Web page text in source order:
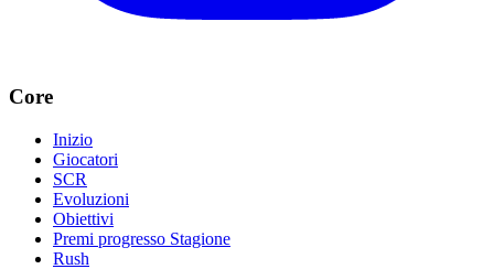
Core
Inizio
Giocatori
SCR
Evoluzioni
Obiettivi
Premi progresso Stagione
Rush